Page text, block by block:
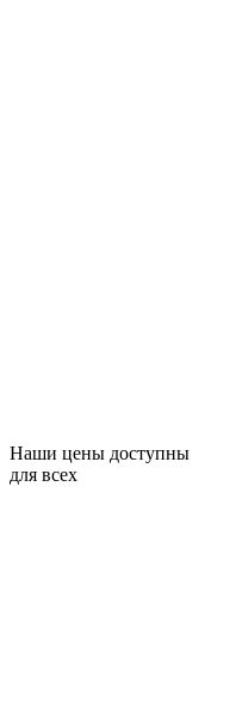
Наши цены доступны
для всех